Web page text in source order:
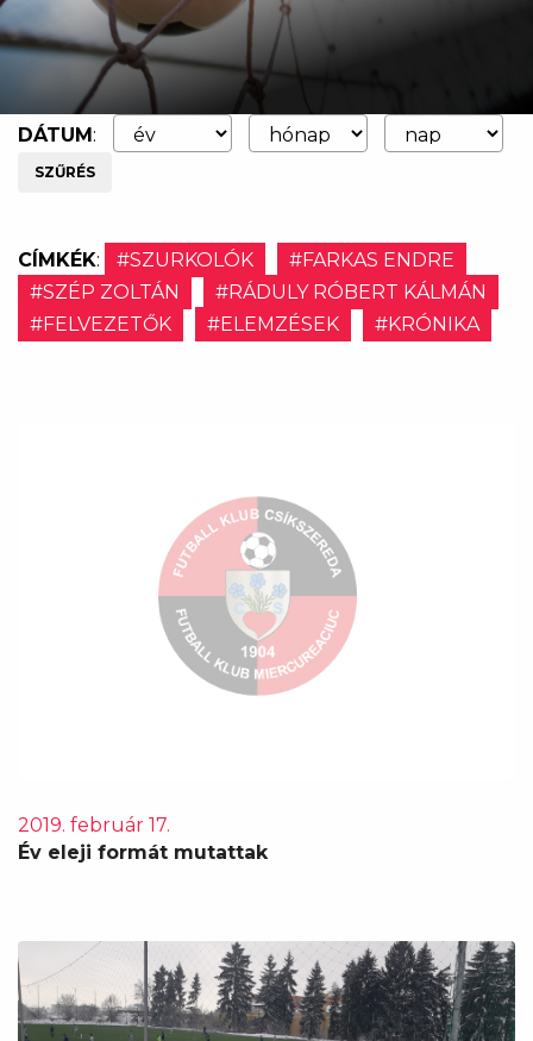
DÁTUM:
SZŰRÉS
CÍMKÉK: #SZURKOLÓK
#FARKAS ENDRE
#SZÉP ZOLTÁN
#RÁDULY RÓBERT KÁLMÁN
#FELVEZETŐK
#ELEMZÉSEK #KRÓNIKA
2019. február 17.
Év eleji formát mutattak